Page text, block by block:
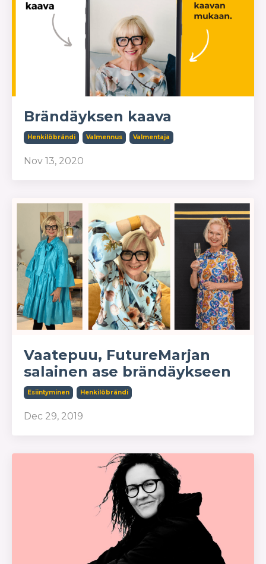
Brändäyksen kaava
Henkilöbrändi Valmennus Valmentaja
Nov 13, 2020
Vaatepuu, FutureMarjan
salainen ase brändäykseen
Esiintyminen Henkilöbrändi
Dec 29, 2019